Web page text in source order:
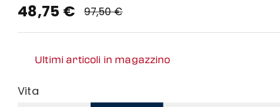
97,50 €
48,75 €
Ultimi articoli in magazzino
Vita